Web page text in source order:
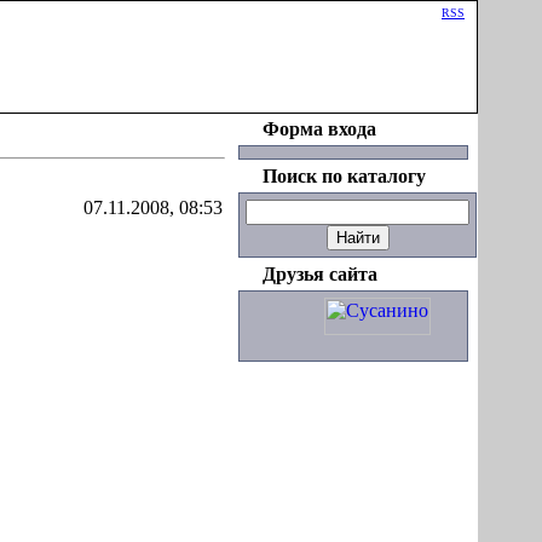
RSS
07.11.2008, 08:53
Форма входа
Поиск по каталогу
Друзья сайта